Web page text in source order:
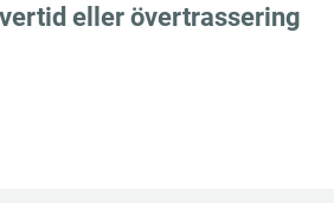
eller övertrassering